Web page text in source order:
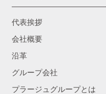
代表挨拶
会社概要
沿革
グループ会社
プラージュグループとは